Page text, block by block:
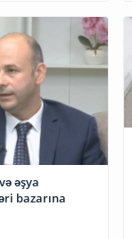
əşya
bazarına